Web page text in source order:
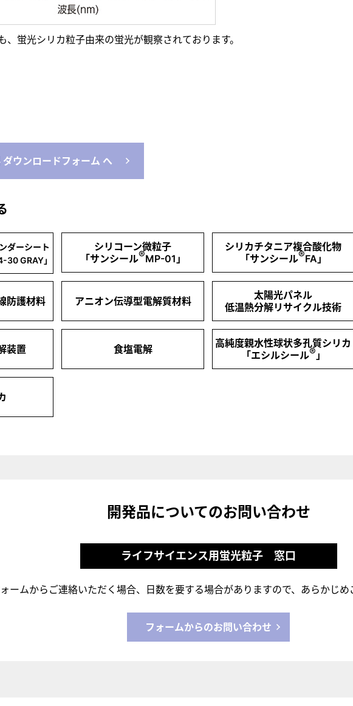
、蛍光シリカ粒子由来の蛍光が観察されております。
ダウンロードフォーム へ
ダーシート
30 GRAY」
シリコーン微粒子
「サンシール®MP-01」
シリカチタニア複合酸化物
「サンシール®FA」
防護材料 アニオン伝導型電解質材料
太陽光パネル
低温熱分解リサイクル技術
装置 食塩電解
高純度親水性球状多孔質シリカ
「エシルシール®」
開発品についてのお問い合わせ
ライフサイエンス用蛍光粒子 窓口
ームからご連絡いただく場合、日数を要する場合がありますので、あらかじめ
フォームからのお問い合わせ